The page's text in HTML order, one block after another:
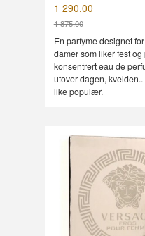
1 290,00
1 875,00
Rabatt
En parfyme designet
damer som liker fest og
konsentrert eau de
utover dagen,
like populær.